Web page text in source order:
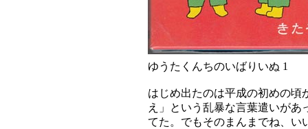
ゆうたくんちのいばりいぬ 1
はじめ出たのは平成の初めの頃
え」という乱暴な言葉遣いが
てた。でもそのまんまでね、い